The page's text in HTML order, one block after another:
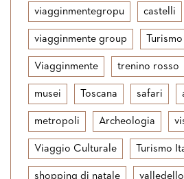
viagginmentegropu castelli
viagginmente group
Viagginmente trenino rosso
musei Toscana safari
metropoli Archeologia
Viaggio Culturale Turismo
shopping di natale